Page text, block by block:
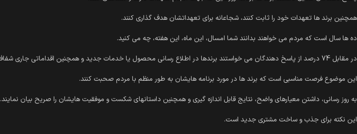
همچنین برند ها تعهدات خود را ثابت کنند، شجاعانه برای تعهداتشان هدف گذاری کنند.
ده ها سال است که مردم می خواهند بدانند شما امسال، این ماه، این هفته، چه می کنید.
در مقابل 74 درصد از پاسخ دهندگان می خواستند برندها در اطلاع رسانی محصول یا خدمات جدید و همچنین اقداماتی جاری شفاف باشند.
این موضوع فرصت مناسبی است که برند ها در مورد برنامه هایشان به طور منظم با مردم صحبت کنند.
به روز رسانی، داشتن معیارهای واضح، نتایج قابل اندازه گیری و همچنین داستانهای شکست و موفقیت هایشان را صریح بیان نمایند.
این نکته برای جذب و ساخت مشتری جدید است.